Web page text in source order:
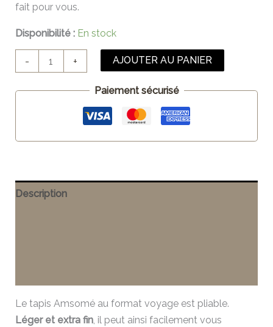
fait pour vous.
Disponibilité : En stock
- + AJOUTER AU PANIER
Paiement sécurisé
Description
Le tapis Amsomé au format voyage est pliable.
Léger et extra fin, il peut ainsi facilement vous